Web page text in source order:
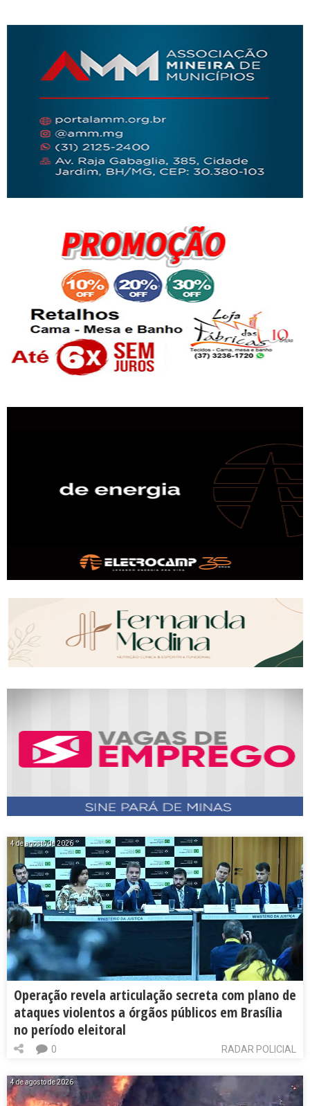
4 de agosto de 2026
Operação revela articulação secreta com plano de
ataques violentos a órgãos públicos em Brasília
no período eleitoral
RADAR POLICIAL
0
4 de agosto de 2026